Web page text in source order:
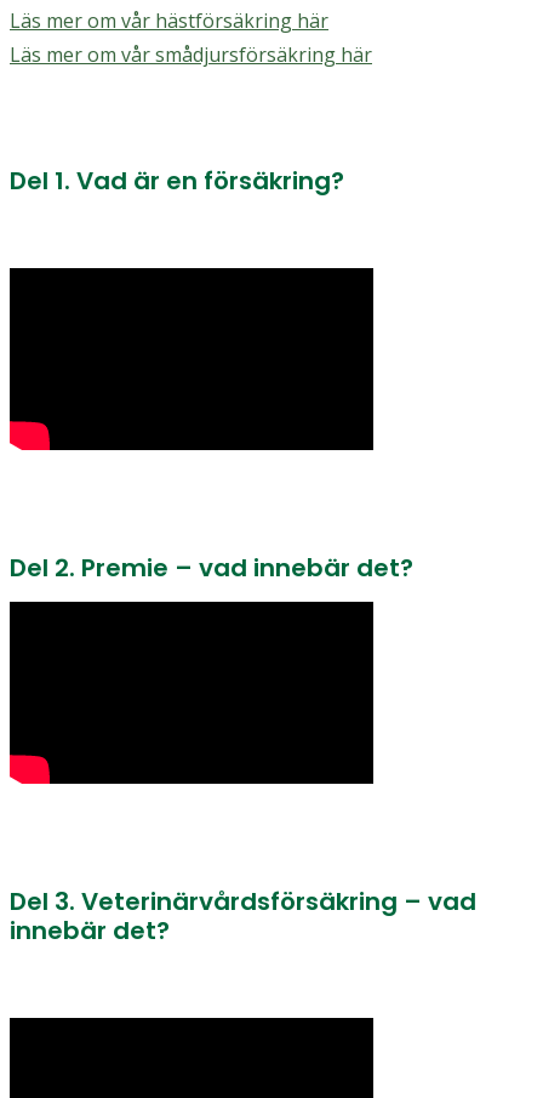
Läs mer om vår hästförsäkring här
Läs mer om vår smådjursförsäkring här
Del 1. Vad är en försäkring?
Del 2. Premie – vad innebär det?
Del 3. Veterinärvårdsförsäkring – vad
innebär det?